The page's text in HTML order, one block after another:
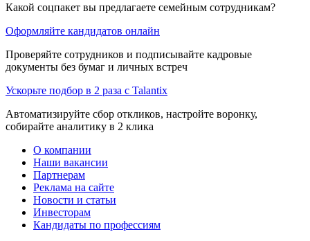
Какой соцпакет вы предлагаете семейным сотрудникам?
Оформляйте кандидатов онлайн
Проверяйте сотрудников и подписывайте кадровые
документы без бумаг и личных встреч
Ускорьте подбор в 2 раза с Talantix
Автоматизируйте сбор откликов, настройте воронку,
собирайте аналитику в 2 клика
О компании
Наши вакансии
Партнерам
Реклама на сайте
Новости и статьи
Инвесторам
Кандидаты по профессиям